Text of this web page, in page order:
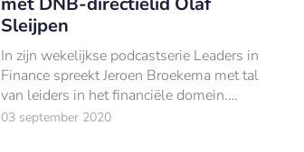
Sleijpen
In zijn wekelijkse podcastserie Leaders in
Finance spreekt Jeroen Broekema met tal
van leiders in het financiële domein.
Vandaag te gast: Olaf Sleijpen, directielid
03 september 2020